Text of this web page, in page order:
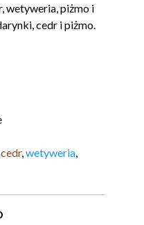
wetyweria, piżmo i
cedr i piżmo.
cedr,wetyweria,